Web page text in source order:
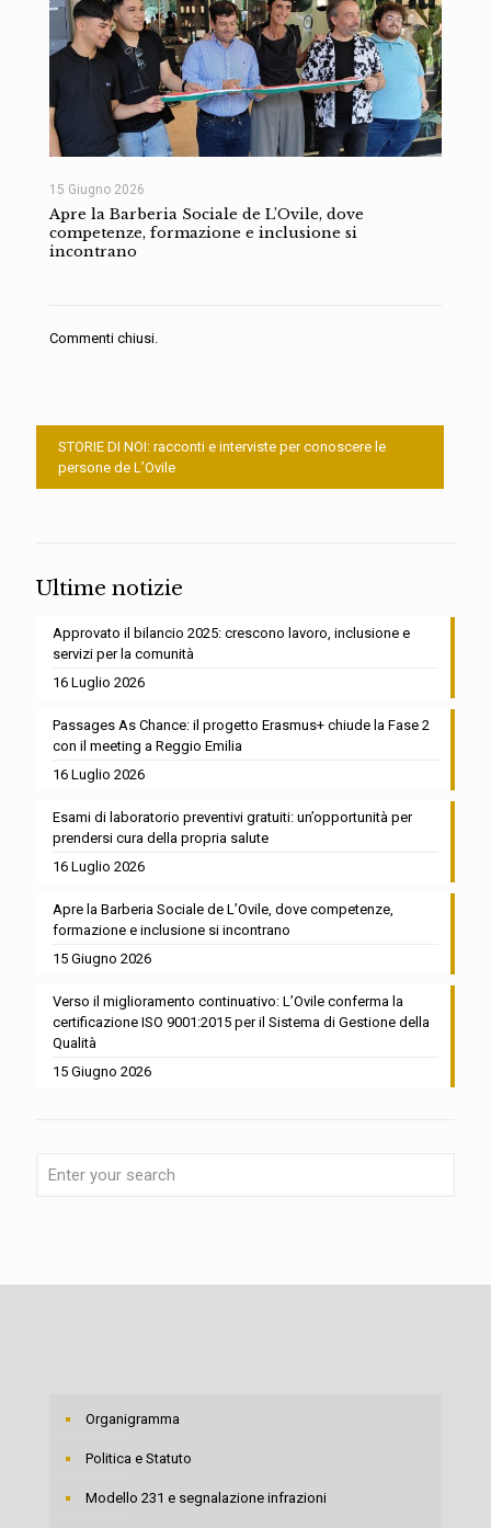
15 Giugno 2026
Apre la Barberia Sociale de L’Ovile, dove
competenze, formazione e inclusione si
incontrano
Commenti chiusi.
STORIE DI NOI: racconti e interviste per conoscere le
persone de L’Ovile
Ultime notizie
Approvato il bilancio 2025: crescono lavoro, inclusione e
servizi per la comunità
16 Luglio 2026
Passages As Chance: il progetto Erasmus+ chiude la Fase 2
con il meeting a Reggio Emilia
16 Luglio 2026
Esami di laboratorio preventivi gratuiti: un’opportunità per
prendersi cura della propria salute
16 Luglio 2026
Apre la Barberia Sociale de L’Ovile, dove competenze,
formazione e inclusione si incontrano
15 Giugno 2026
Verso il miglioramento continuativo: L’Ovile conferma la
certificazione ISO 9001:2015 per il Sistema di Gestione della
Qualità
15 Giugno 2026
Organigramma
Politica e Statuto
Modello 231 e segnalazione infrazioni